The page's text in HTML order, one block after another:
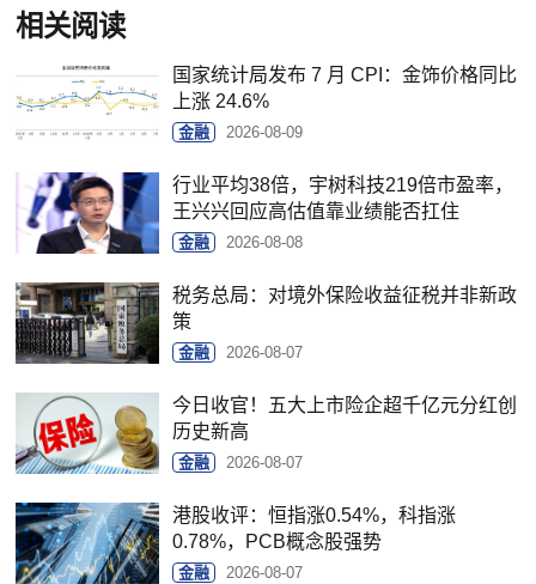
相关阅读
国家统计局发布 7 月 CPI：金饰价格同比
上涨 24.6%
金融 2026-08-09
行业平均38倍，宇树科技219倍市盈率，
王兴兴回应高估值靠业绩能否扛住
金融 2026-08-08
税务总局：对境外保险收益征税并非新政
策
金融 2026-08-07
今日收官！五大上市险企超千亿元分红创
历史新高
金融 2026-08-07
港股收评：恒指涨0.54%，科指涨
0.78%，PCB概念股强势
金融 2026-08-07